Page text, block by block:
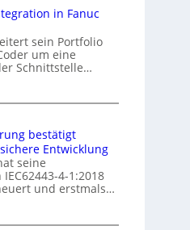
in Fanuc
sein Portfolio
um eine
Schnittstelle…
bestätigt
Entwicklung
seine
4-1:2018
und erstmals…